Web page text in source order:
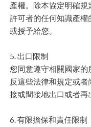
產權。除本協定明確
許可者的任何知識產
或授予給您。
5. 出口限制
您同意遵守相關國家
反這些法律和規定或
接或間接地出口或者再
6. 有限擔保和責任限制